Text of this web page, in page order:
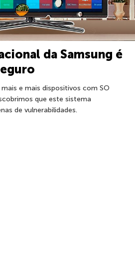
da Samsung é
e mais dispositivos com SO
que este sistema
de vulnerabilidades.